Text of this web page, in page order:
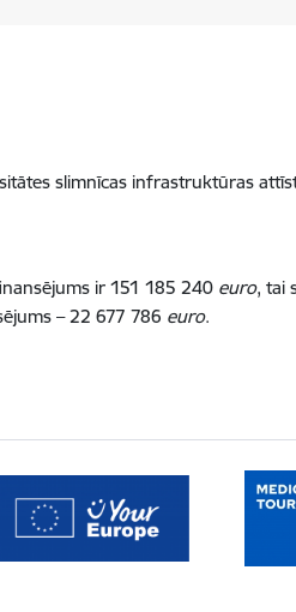
slimnīcas infrastruktūras
ir 151 185 240 euro, tai
– 22 677 786 euro.